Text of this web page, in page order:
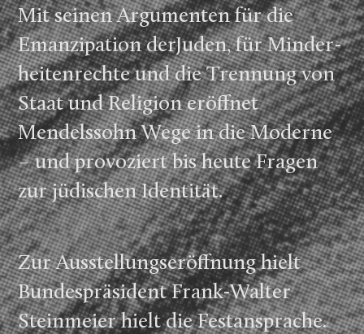
Mit seinen Argumenten für die
Emanzipation derJuden, für Minder­
heiten­rechte und die Trennung von
Staat und Religion eröffnet
Mendelssohn Wege in die Moderne
– und provoziert bis heute Fragen
zur jüdischen Identität.
Zur Ausstellungseröffnung hielt
Bundespräsident Frank-Walter
Steinmeier hielt die Festansprache.